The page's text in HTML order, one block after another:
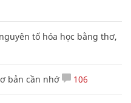
tố hóa học bằng thơ,
bản cần nhớ 106